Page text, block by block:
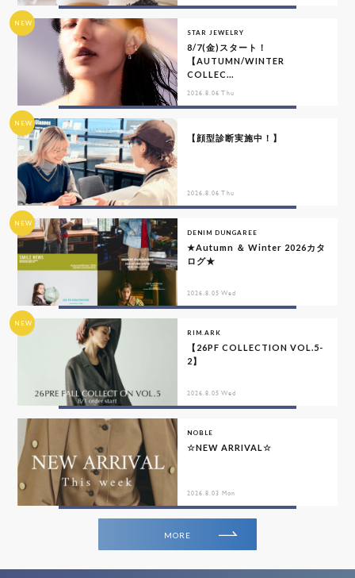
NEW
STAR JEWELRY
8/7(金)スタート！
【AUTUMN/WINTER
COLLEC...
2026.8.06 Thu
NEW
【顔型診断実施中！】
2026.8.06 Thu
NEW
DENIM DUNGAREE
★Autumn ＆ Winter 2026カタ
ログ★
2026.8.05 Wed
NEW
RIM.ARK
【26PF COLLECTION VOL.5-
2】
2026.8.05 Wed
NOBLE
☆NEW ARRIVAL☆
2026.8.03 Mon
MORE